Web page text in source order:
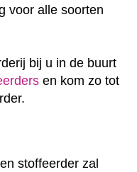
voor alle soorten
bij u in de buurt
en kom zo tot
stoffeerder zal